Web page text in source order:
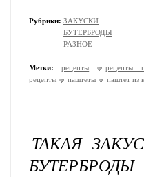
Рубрики: ЗАКУСКИ
БУТЕРБРОДЫ
РАЗНОЕ
Метки: рецепты
рецепты
рецепты
паштеты паштет из
ТАКАЯ